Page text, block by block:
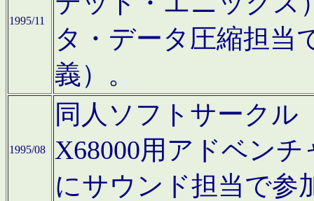
1995/11
タ・データ圧縮担当
義）。
1995/08
同人ソフトサークル
X68000用アドベン
にサウンド担当で参